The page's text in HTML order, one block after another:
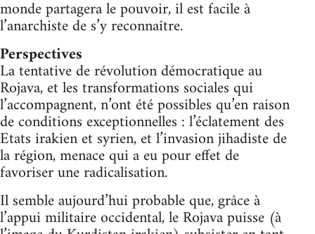
monde partagera le pouvoir, il est facile à
l’anarchiste de s’y reconnaître.
Perspectives
La tentative de révolution démocratique au
Rojava, et les transformations sociales qui
l’accompagnent, n’ont été possibles qu’en raison
de conditions exceptionnelles : l’éclatement des
Etats irakien et syrien, et l’invasion jihadiste de
la région, menace qui a eu pour effet de
favoriser une radicalisation.
Il semble aujourd’hui probable que, grâce à
l’appui militaire occidental, le Rojava puisse (à